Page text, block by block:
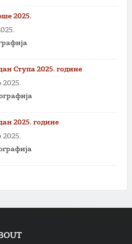
2025.
Ступа 2025. године
2025.
2025. године
2025.